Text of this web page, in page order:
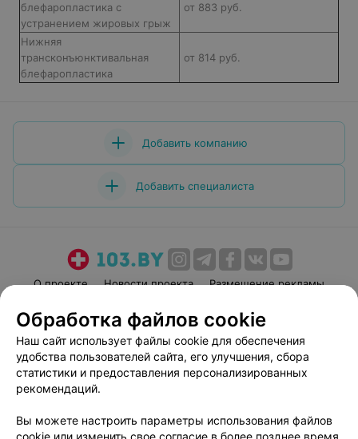
блефаропластика с
устранением жировых грыж
от 883 руб.
Нижняя
трансконъюнктивальная
блефаропластика
от 814 руб.
Добавить компанию
Добавить специалиста
О проекте Новости проекта
Размещение рекламы
Пользовательское соглашение
Способы оплаты
Вакансии
Партнеры
Написать руководителю 103.by
Персональные настройки cookie
Обработка файлов cookie
Наш сайт использует файлы cookie для обеспечения
удобства пользователей сайта, его улучшения, сбора
статистики и предоставления персонализированных
рекомендаций.
Вы можете настроить параметры использования файлов
cookie или изменить свое согласие в более позднее время.